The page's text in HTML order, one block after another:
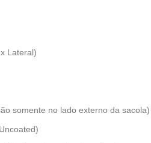
Lateral)
somente no lado externo da sacola)